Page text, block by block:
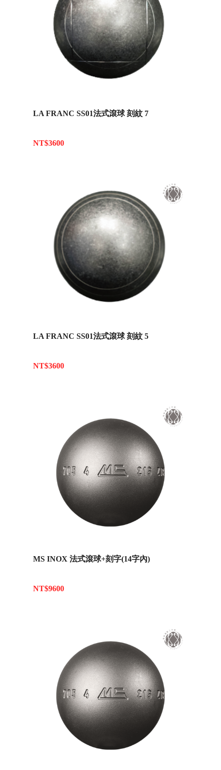
LA FRANC SS01法式滾球 刻紋 7
NT$3600
LA FRANC SS01法式滾球 刻紋 5
NT$3600
MS INOX 法式滾球+刻字(14字內)
NT$9600